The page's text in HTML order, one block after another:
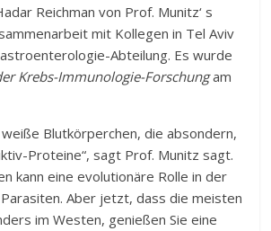
Reichman von Prof. Munitz‘ s
mit Kollegen in Tel Aviv
Abteilung. Es wurde
Krebs-Immunologie-Forschungam
weiße Blutkörperchen, die absondern,
Proteine“, sagt Prof. Munitz sagt.
kann eine evolutionäre Rolle in der
Aber jetzt, dass die meisten
im Westen, genießen Sie eine